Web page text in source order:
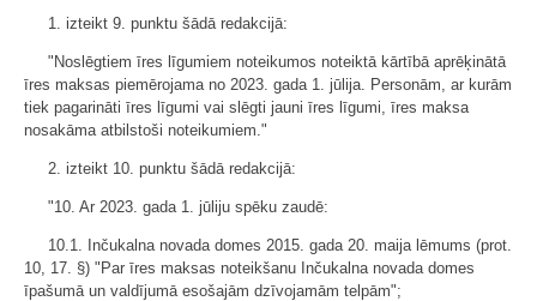
1. izteikt 9. punktu šādā redakcijā:
"Noslēgtiem īres līgumiem noteikumos noteiktā kārtībā aprēķinātā
īres maksas piemērojama no 2023. gada 1. jūlija. Personām, ar kurām
tiek pagarināti īres līgumi vai slēgti jauni īres līgumi, īres maksa
nosakāma atbilstoši noteikumiem."
2. izteikt 10. punktu šādā redakcijā:
"10. Ar 2023. gada 1. jūliju spēku zaudē:
10.1. Inčukalna novada domes 2015. gada 20. maija lēmums (prot.
10, 17. §) "Par īres maksas noteikšanu Inčukalna novada domes
īpašumā un valdījumā esošajām dzīvojamām telpām";